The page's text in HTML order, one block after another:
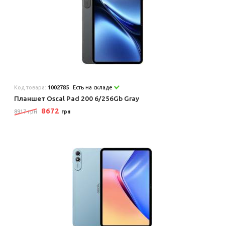
Код товара: 1002785 Есть на складе
Планшет Oscal Pad 200 6/256Gb Gray
8917 грн 8672 грн